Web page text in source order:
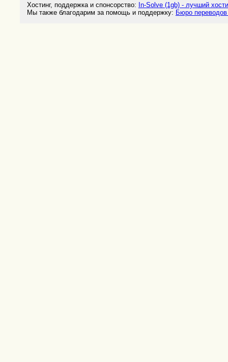
Хостинг, поддержка и спонсорство: In-Solve (1gb) - лучший
Мы также благодарим за помощь и поддержку: Бюро переводов